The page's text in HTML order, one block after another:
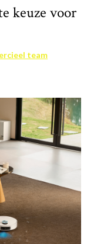
keuze voor
team